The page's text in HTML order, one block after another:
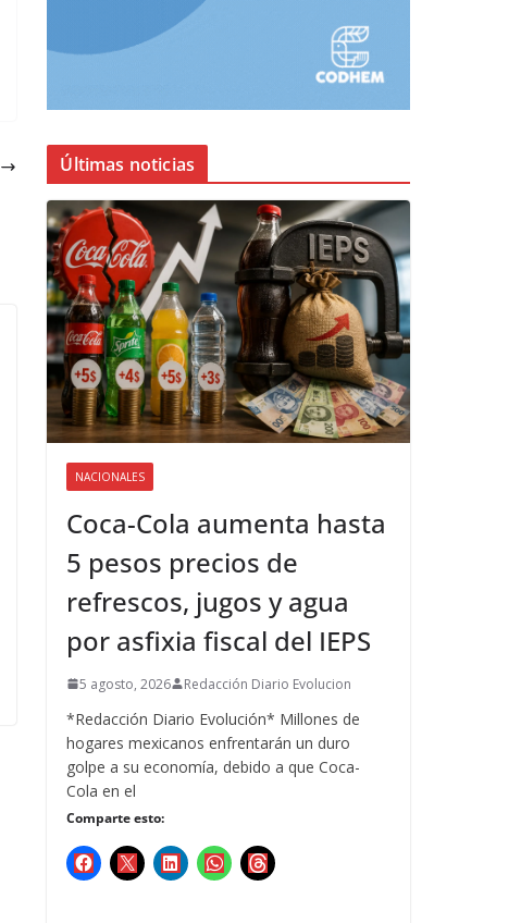
Últimas noticias
NACIONALES
Coca-Cola aumenta hasta
5 pesos precios de
refrescos, jugos y agua
por asfixia fiscal del IEPS
5 agosto, 2026 Redacción Diario Evolucion
*Redacción Diario Evolución* Millones de
hogares mexicanos enfrentarán un duro
golpe a su economía, debido a que Coca-
Cola en el
Comparte esto: